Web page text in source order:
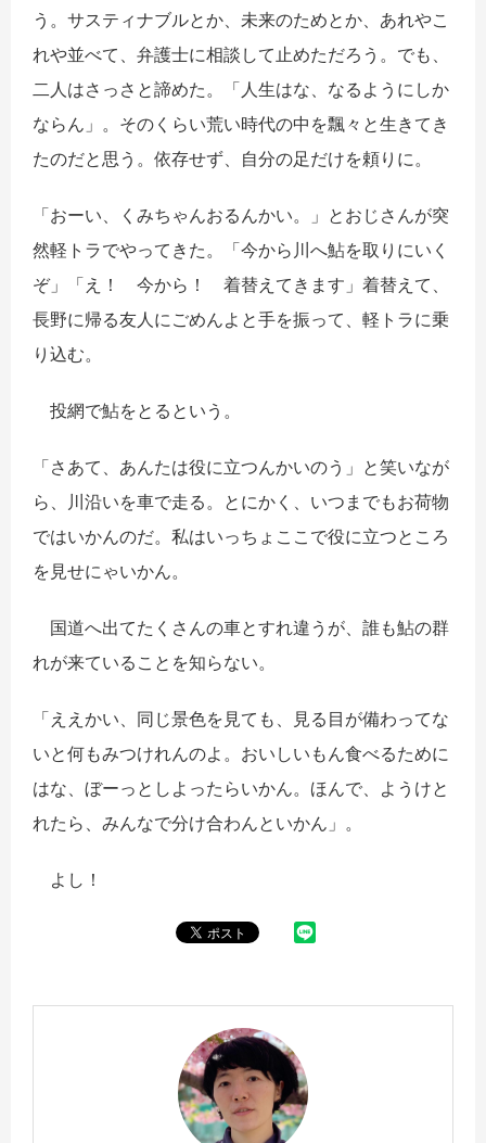
う。サスティナブルとか、未来のためとか、あれやこ
れや並べて、弁護士に相談して止めただろう。でも、
二人はさっさと諦めた。「人生はな、なるようにしか
ならん」。そのくらい荒い時代の中を飄々と生きてき
たのだと思う。依存せず、自分の足だけを頼りに。
「おーい、くみちゃんおるんかい。」とおじさんが突
然軽トラでやってきた。「今から川へ鮎を取りにいく
ぞ」「え！ 今から！ 着替えてきます」着替えて、
長野に帰る友人にごめんよと手を振って、軽トラに乗
り込む。
投網で鮎をとるという。
「さあて、あんたは役に立つんかいのう」と笑いなが
ら、川沿いを車で走る。とにかく、いつまでもお荷物
ではいかんのだ。私はいっちょここで役に立つところ
を見せにゃいかん。
国道へ出てたくさんの車とすれ違うが、誰も鮎の群
れが来ていることを知らない。
「ええかい、同じ景色を見ても、見る目が備わってな
いと何もみつけれんのよ。おいしいもん食べるために
はな、ぼーっとしよったらいかん。ほんで、ようけと
れたら、みんなで分け合わんといかん」。
よし！